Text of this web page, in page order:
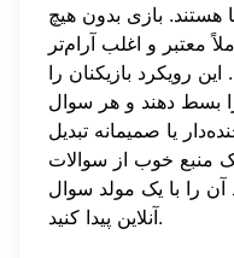
هستند. بازی بدون هیچ
معتبر و اغلب آرام‌تر
رویکرد بازیکنان را
بسط دهند و هر سوال
یا صمیمانه تبدیل
منبع خوب از سوالات
را با یک مولد سوال
آنلاینپیدا کنید.